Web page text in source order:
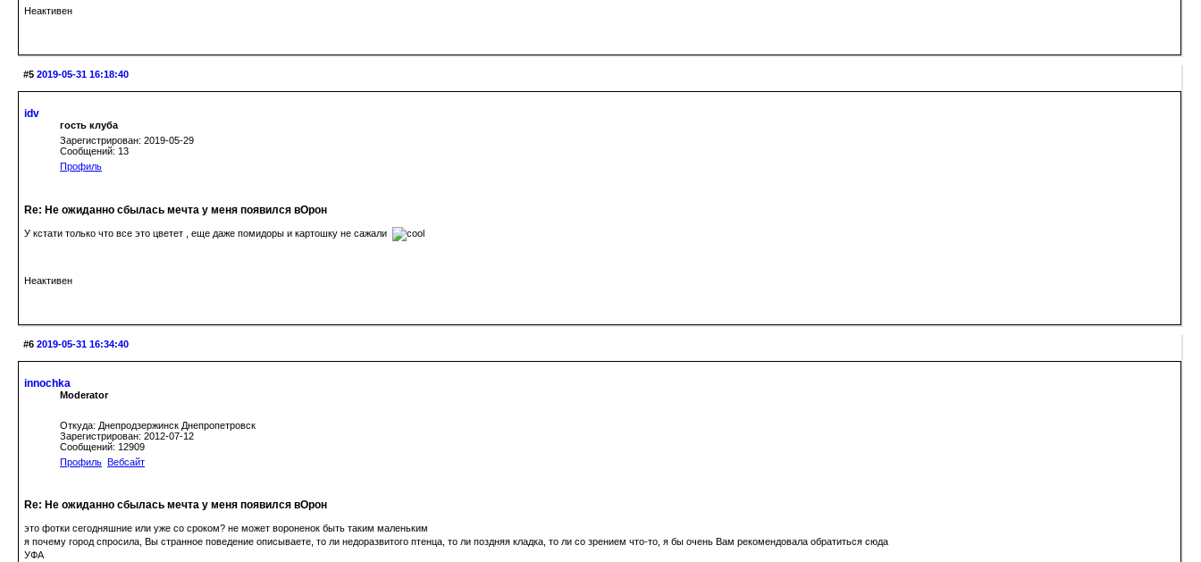
Неактивен
#5 2019-05-31 16:18:40
idv
гость клуба
Зарегистрирован: 2019-05-29
Сообщений: 13
Профиль
Re: Не ожиданно сбылась мечта у меня появился вОрон
У кстати только что все это цветет , еще даже помидоры и картошку не сажали
Неактивен
#6 2019-05-31 16:34:40
innochka
Moderator
Откуда: Днепродзержинск Днепропетровск
Зарегистрирован: 2012-07-12
Сообщений: 12909
Профиль Вебсайт
Re: Не ожиданно сбылась мечта у меня появился вОрон
это фотки сегодняшние или уже со сроком? не может вороненок быть таким маленьким
я почему город спросила, Вы странное поведение описываете, то ли недоразвитого птенца, то ли поздняя кладка, то ли со зрением что-то, я бы очень Вам рекомендовала обратиться сюда
УФА